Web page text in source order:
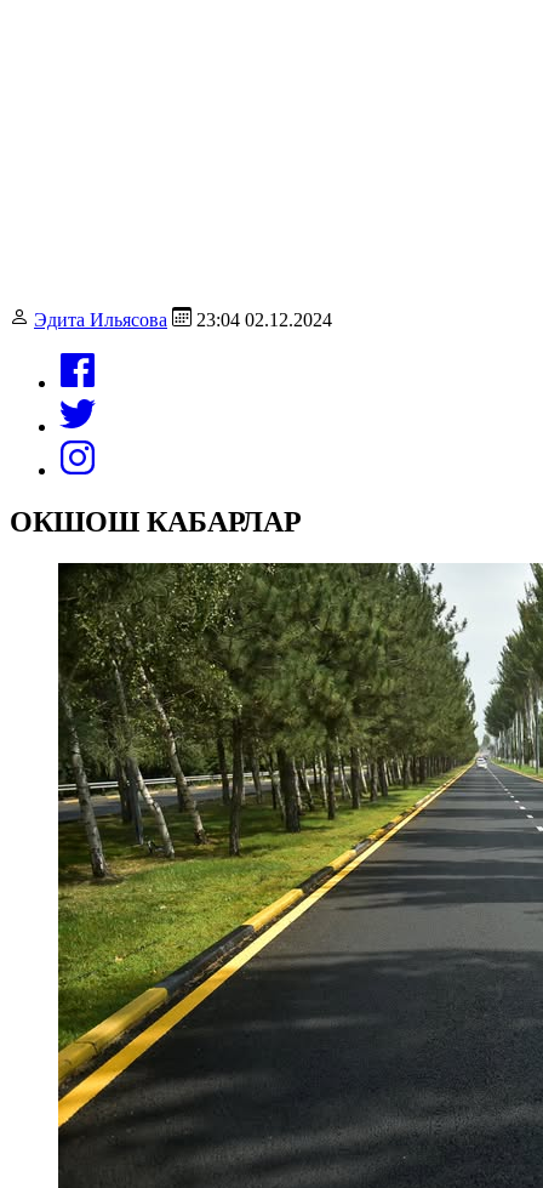
Эдита Ильясова 23:04 02.12.2024
ОКШОШ КАБАРЛАР